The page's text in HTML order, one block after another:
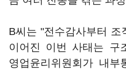
B씨는 "전수감사부터
이어진 이번 사태는 구
영업윤리위원회가 내